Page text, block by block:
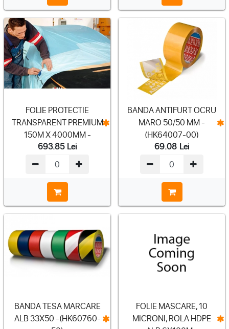
FOLIE PROTECTIE
TRANSPARENT PREMIUM
150M X 4000MM -
(HK4392-00)
693.85 Lei
BANDA ANTIFURT OCRU
MARO 50/50 MM -
(HK64007-00)
69.08 Lei
BANDA TESA MARCARE
ALB 33X50 -(HK60760-
FOLIE MASCARE, 10
MICRONI, ROLA HDPE